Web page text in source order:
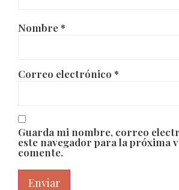
Nombre*
Correo electrónico *
Guarda mi nombre, correo
este navegador para la próxima
comente.